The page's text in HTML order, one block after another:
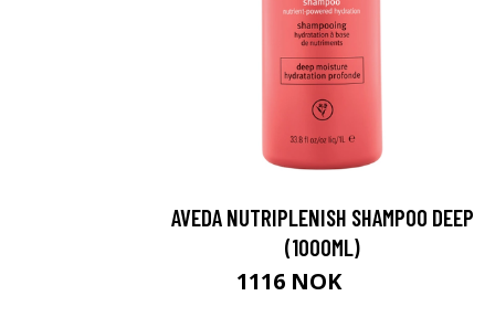
AVEDA NUTRIPLENISH SHAMPOO DEEP
(1000ML)
1116 NOK